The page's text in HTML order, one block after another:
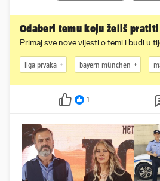
Odaberi temu koju želiš pratiti
Primaj sve nove vijesti o temi i budi u
liga prvaka bayern münchen
1